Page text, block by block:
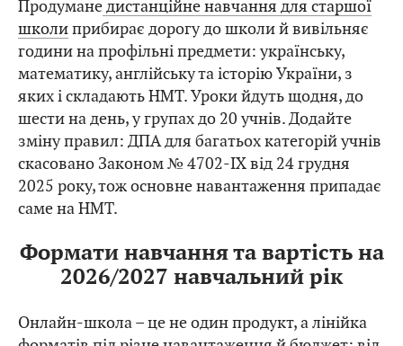
Продуманедистанційне навчання для старшої
школиприбирає дорогу до школи й вивільняє
години на профільні предмети: українську,
математику, англійську та історію України, з
яких і складають НМТ. Уроки йдуть щодня, до
шести на день, у групах до 20 учнів. Додайте
зміну правил: ДПА для багатьох категорій учнів
скасовано Законом № 4702-IX від 24 грудня
2025 року, тож основне навантаження припадає
саме на НМТ.
Формати навчання та вартість на
2026/2027 навчальний рік
Онлайн-школа – це не один продукт, а лінійка